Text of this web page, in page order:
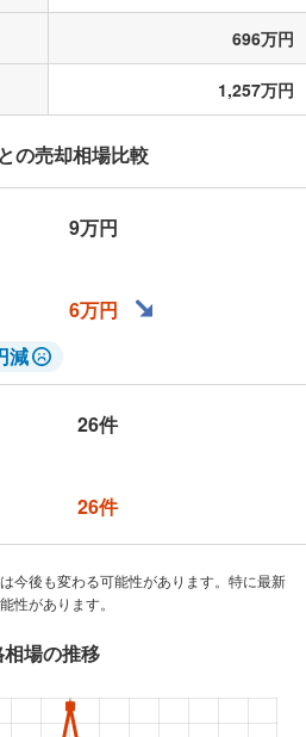
696万円
1,257万円
の売却相場比較
9万円
6万円
減
26件
26件
今後も変わる可能性があります。特に最新
性があります。
場の推移